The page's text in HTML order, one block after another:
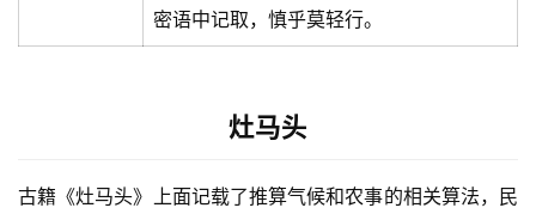
密语中记取，慎乎莫轻行。
灶马头
古籍《灶马头》上面记载了推算气候和农事的相关算法，民